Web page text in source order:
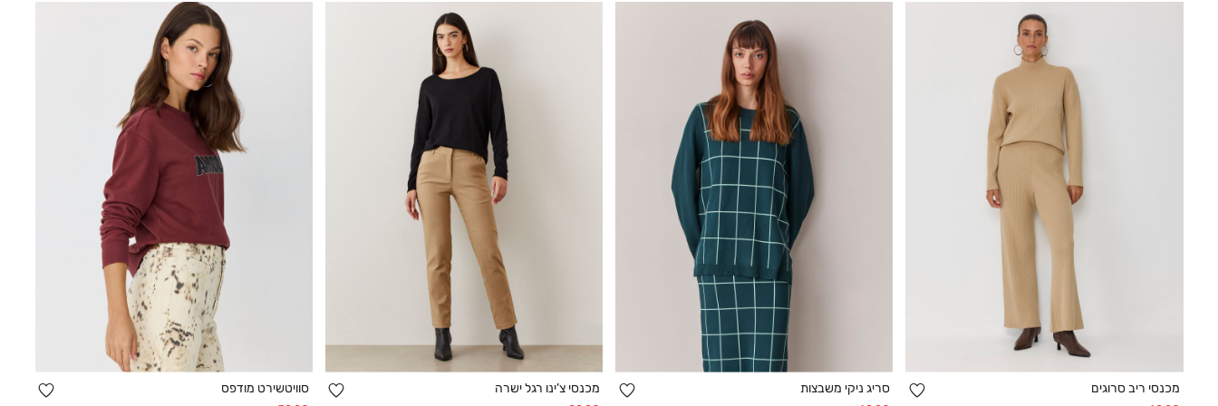
מכנסי ריב סרוגים
הוספהסריג ניקי משבצות
הוספה
קנייה מהירהמכנסי צ’ינו רגל ישרה
הוספהסוויטשירט מודפס